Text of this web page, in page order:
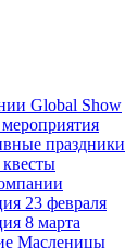
Global Show
праздники
23 февраля
8 марта
Масленицы